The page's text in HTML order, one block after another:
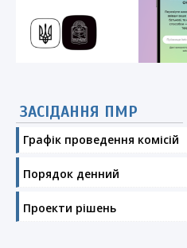
ЗАСІДАННЯ ПМР
Графік проведення комісій
Порядок денний
Проекти рішень